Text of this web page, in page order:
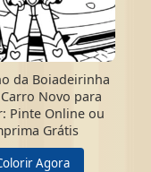
da Boiadeirinha
Novo para
Pinte Online ou
Grátis
Agora